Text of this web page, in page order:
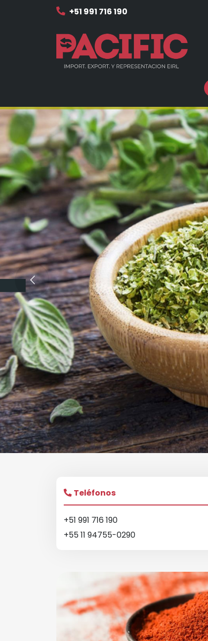
+51 991 716 190
Teléfonos
+51 991 716 190
+55 11 94755-0290